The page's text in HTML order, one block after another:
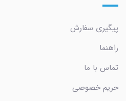
پیگیری سفارش
راهنما
تماس با ما
حریم خصوصی